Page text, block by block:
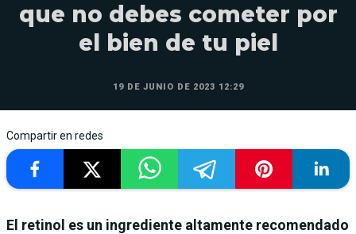
que no debes cometer por
el bien de tu piel
19 DE JUNIO DE 2023 12:29
Compartir en redes
El retinol es un ingrediente altamente recomendado